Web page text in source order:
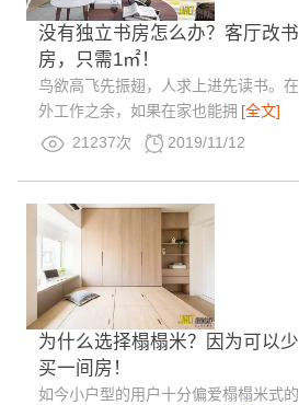
没有独立书房怎么办？客厅改书
房，只需1㎡！
鸟欲高飞先振翅，人求上进先读书。在
外工作之余，如果在家也能拥 [全文]
21237次
2019/11/12
为什么选择榻榻米？因为可以少
买一间房！
如今小户型的用户十分偏爱榻榻米式的